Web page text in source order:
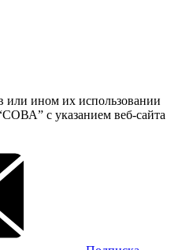
или ином их использовании
с указанием веб-сайта